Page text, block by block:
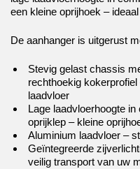
een kleine oprijhoek –
De aanhanger is uitgerust
Stevig gelast chassis
rechthoekig
laadvloer
Lage laadvloerhoogte
oprijklep – kleine
Aluminium laadvloer –
Geïntegreerde
veilig transport van uw